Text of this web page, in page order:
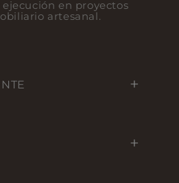
en proyectos
artesanal.